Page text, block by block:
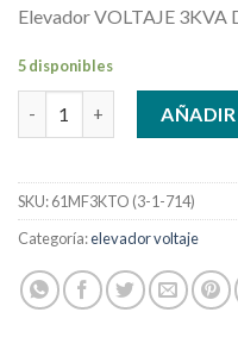
Elevador VOLTAJE
5 disponibles
Elevador VOLTAJE 3KVA
SKU:61MF3KTO (3-1-714)
Categoría:elevador voltaje